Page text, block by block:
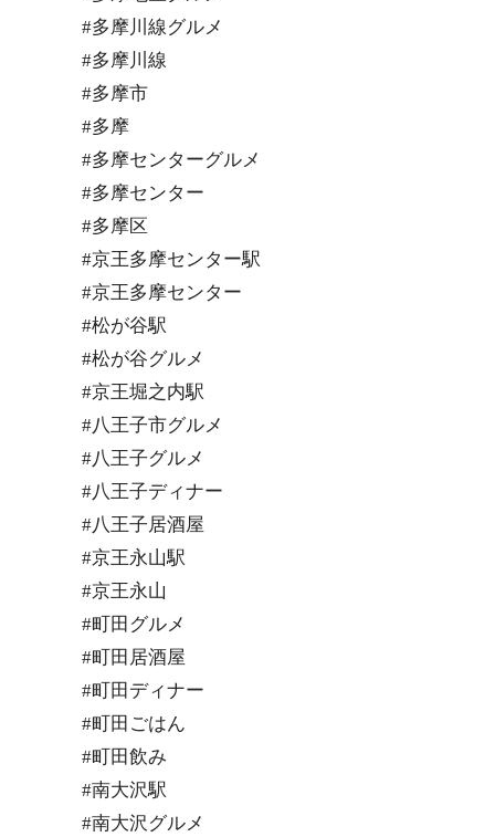
#多摩川線グルメ
#多摩川線
#多摩市
#多摩
#多摩センターグルメ
#多摩センター
#多摩区
#京王多摩センター駅
#京王多摩センター
#松が谷駅
#松が谷グルメ
#京王堀之内駅
#八王子市グルメ
#八王子グルメ
#八王子ディナー
#八王子居酒屋
#京王永山駅
#京王永山
#町田グルメ
#町田居酒屋
#町田ディナー
#町田ごはん
#町田飲み
#南大沢駅
#南大沢グルメ